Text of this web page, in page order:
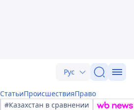
Рус
СтатьиПроисшествияПраво
#Казахстан в сравнении